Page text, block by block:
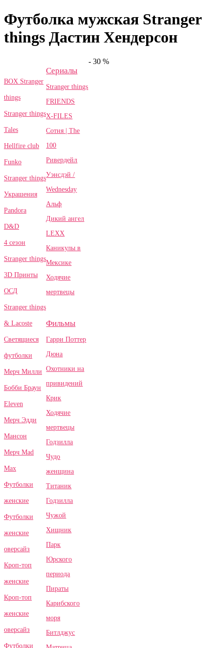
Футболка мужская Stranger
things Дастин Хендерсон
BOX Stranger
things
Stranger things
Tales
Hellfire club
Funko
Stranger things
Украшения
Pandora
D&D
4 сезон
Stranger things
3D Принты
ОСД
Stranger things
& Lacoste
Светящиеся
футболки
Мерч Милли
Бобби Браун
Eleven
Мерч Эдди
Мансон
Мерч Mad
Max
Футболки
женские
Футболки
женские
оверсайз
Кроп-топ
женские
Кроп-топ
женские
оверсайз
Футболки
Сериалы
Stranger things
FRIENDS
X-FILES
Сотня | The
100
Ривердейл
Уэнсдэй /
Wednesday
Альф
Дикий ангел
LEXX
Каникулы в
Мексике
Ходячие
мертвецы
Фильмы
Гарри Поттер
Дюна
Охотники на
привидений
Крик
Ходячие
мертвецы
Годзилла
Чудо
женщина
Титаник
Годзилла
Чужой
Хищник
Парк
Юрского
периода
Пираты
Карибского
моря
Битлджус
- 30 %